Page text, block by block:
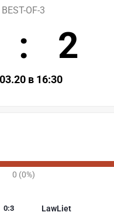
BEST-OF-3
: 2
в 16:30
0 (0%)
LawLiet
0:3